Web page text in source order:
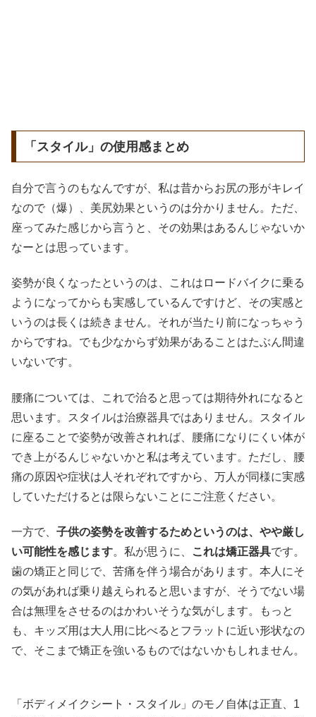
「スタイル」の使用感まとめ
自分で言うのもなんですが、私は昔からお尻の形がキレイ
なので（爆）、美尻効果というのは分かりません。ただ、
座ってみた感じから言うと、その効果はあるんじゃないか
なーとは思っています。
姿勢が良くなったというのは、これはロードバイクに乗る
ようになってからも実感しているんですけど、その実感と
いうのは長くは続きません。それが当たり前になっちゃう
からですね。でも少なからず効果があることはたぶん間違
いないです。
腰痛については、これで治ると思っては期待外れになると
思います。スタイルは治療器具ではありません。スタイル
に座ることで姿勢が改善されれば、腰痛になりにくい体が
でき上がるんじゃないかと私は考えています。ただし、腰
痛の原因や症状は人それぞれですから、万人が同様に実感
していただけるとは限らないことにご注意ください。
一方で、 子供の姿勢を改善するためというのは、やや厳し
い可能性を感じます。私が思うに、 これは矯正器具です。
歯の矯正と同じで、苦痛を伴う場合があります。本人にそ
の気があれば乗り越えられると思いますが、そうでない場
合は無理をさせるのはかわいそうな気がします。もっと
も、キッズ用は大人用に比べるとフラットに近い形状なの
で、そこまで矯正を強いるものではないかもしれません。
「ボディメイクシート・スタイル」のモノ自体は正直、1